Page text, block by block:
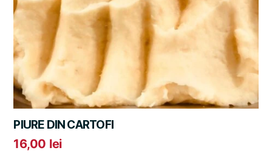
PIURE DIN CARTOFI
16,00 lei